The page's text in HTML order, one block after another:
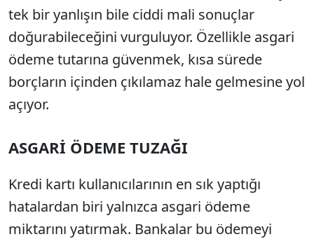
tek bir yanlışın bile ciddi mali sonuçlar
doğurabileceğini vurguluyor. Özellikle asgari
ödeme tutarına güvenmek, kısa sürede
borçların içinden çıkılamaz hale gelmesine yol
açıyor.
ASGARİ ÖDEME TUZAĞI
Kredi kartı kullanıcılarının en sık yaptığı
hatalardan biri yalnızca asgari ödeme
miktarını yatırmak. Bankalar bu ödemeyi